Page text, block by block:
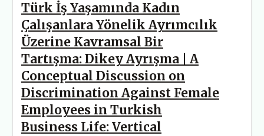
Türk İş Yaşamında Kadın
Çalışanlara Yönelik Ayrımcılık
Üzerine Kavramsal Bir
Tartışma: Dikey Ayrışma | A
Conceptual Discussion on
Discrimination Against Female
Employees in Turkish
Business Life: Vertical